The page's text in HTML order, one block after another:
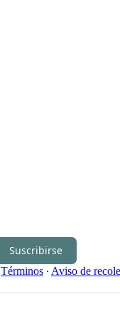
Suscribirse
Términos ∙ Aviso de